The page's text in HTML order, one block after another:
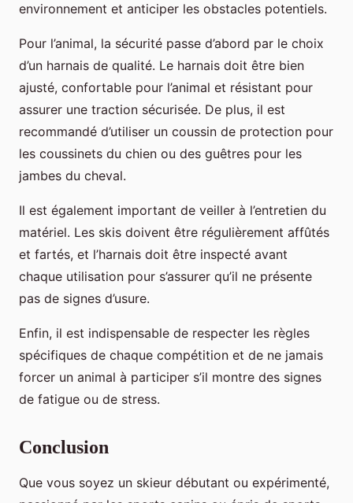
environnement et anticiper les obstacles potentiels.
Pour l’animal, la sécurité passe d’abord par le choix
d’un harnais de qualité. Le harnais doit être bien
ajusté, confortable pour l’animal et résistant pour
assurer une traction sécurisée. De plus, il est
recommandé d’utiliser un coussin de protection pour
les coussinets du chien ou des guêtres pour les
jambes du cheval.
Il est également important de veiller à l’entretien du
matériel. Les skis doivent être régulièrement affûtés
et fartés, et l’harnais doit être inspecté avant
chaque utilisation pour s’assurer qu’il ne présente
pas de signes d’usure.
Enfin, il est indispensable de respecter les règles
spécifiques de chaque compétition et de ne jamais
forcer un animal à participer s’il montre des signes
de fatigue ou de stress.
Conclusion
Que vous soyez un skieur débutant ou expérimenté,